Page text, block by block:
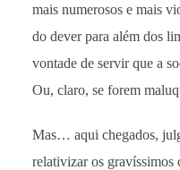
mais numerosos e mais
do dever para além dos
vontade de servir que a
Ou, claro, se forem
Mas… aqui chegados,
relativizar os gravíssimos